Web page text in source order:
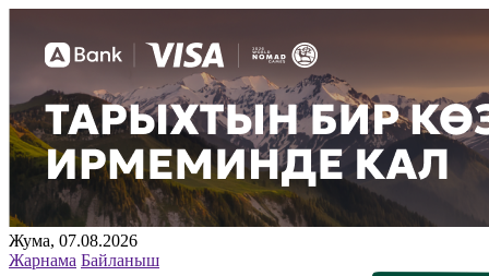
Жума, 07.08.2026
Жарнама Байланыш